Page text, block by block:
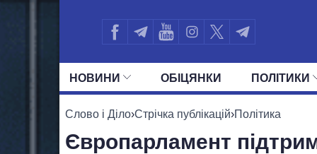
НОВИНИ ОБIЦЯНКИ ПОЛIТИКИ
УСІ ПОЛІТИКИ ПРЕЗИДЕНТ І ОФІС
Слово і Діло›Стрічка публікацій›Політика
Європарламент